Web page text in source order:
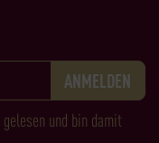
gelesen und bin damit